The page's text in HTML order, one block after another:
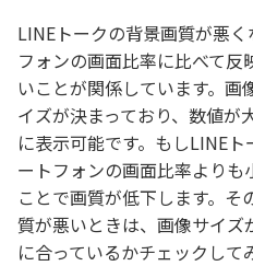
LINEトークの背景画質が悪
フォンの画面比率に比べて
いことが関係しています。
イズが決まっており、数値が
に表示可能です。もしLINE
ートフォンの画面比率より
ことで画質が低下します。
質が悪いときは、画像サイ
に合っているかチェックして